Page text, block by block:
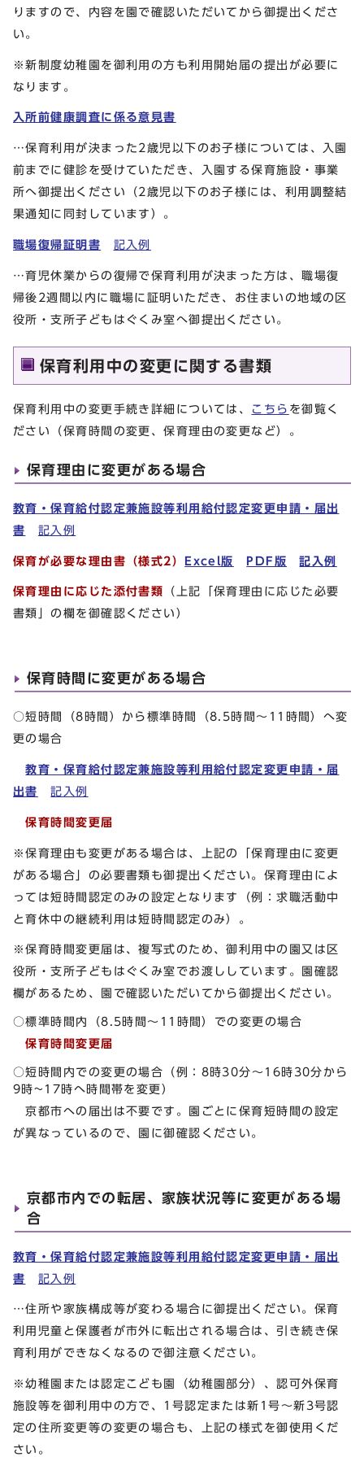
りますので、内容を園で確認いただいてから御提出くださ
い。
※新制度幼稚園を御利用の方も利用開始届の提出が必要に
なります。
入所前健康調査に係る意見書
…保育利用が決まった2歳児以下のお子様については、入園
前までに健診を受けていただき、入園する保育施設・事業
所へ御提出ください（2歳児以下のお子様には、利用調整結
果通知に同封しています）。
職場復帰証明書 記入例
…育児休業からの復帰で保育利用が決まった方は、職場復
帰後2週間以内に職場に証明いただき、お住まいの地域の区
役所・支所子どもはぐくみ室へ御提出ください。
保育利用中の変更に関する書類
保育利用中の変更手続き詳細については、 こちら を御覧く
ださい（保育時間の変更、保育理由の変更など）。
保育理由に変更がある場合
教育・保育給付認定兼施設等利用給付認定変更申請・届出
書
記入例
保育が必要な理由書（様式2） Excel版 PDF版 記入例
保育理由に応じた添付書類 （上記「保育理由に応じた必要
書類」の欄を御確認ください）
保育時間に変更がある場合
○短時間（8時間）から標準時間（8.5時間～11時間）へ変
更の場合
教育・保育給付認定兼施設等利用給付認定変更申請・届
出書
記入例
保育時間変更届
※保育理由も変更がある場合は、上記の「保育理由に変更
がある場合」の必要書類も御提出ください。保育理由によ
っては短時間認定のみの設定となります（例：求職活動中
と育休中の継続利用は短時間認定のみ）。
※保育時間変更届は、複写式のため、御利用中の園又は区
役所・支所子どもはぐくみ室でお渡ししています。園確認
欄があるため、園で確認いただいてから御提出ください。
○標準時間内（8.5時間～11時間）での変更の場合
保育時間変更届
○短時間内での変更の場合（例：8時30分～16時30分から
9時~17時へ時間帯を変更）
京都市への届出は不要です。園ごとに保育短時間の設定
が異なっているので、園に御確認ください。
京都市内での転居、家族状況等に変更がある場
合
教育・保育給付認定兼施設等利用給付認定変更申請・届出
書
記入例
…住所や家族構成等が変わる場合に御提出ください。保育
利用児童と保護者が市外に転出される場合は、引き続き保
育利用ができなくなるので御注意ください。
※幼稚園または認定こども園（幼稚園部分）、認可外保育
施設等を御利用中の方で、1号認定または新1号～新3号認
定の住所変更等の変更の場合も、上記の様式を御使用くだ
さい。